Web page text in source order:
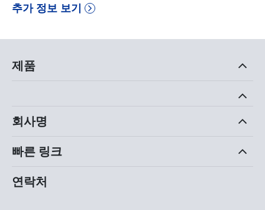
추가 정보 보기
제품
회사명
빠른 링크
연락처